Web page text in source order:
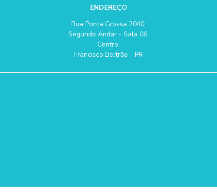
ENDEREÇO
Rua Ponta Grossa 2040,
Segundo Andar - Sala 06,
Centro,
Francisco Beltrão - PR